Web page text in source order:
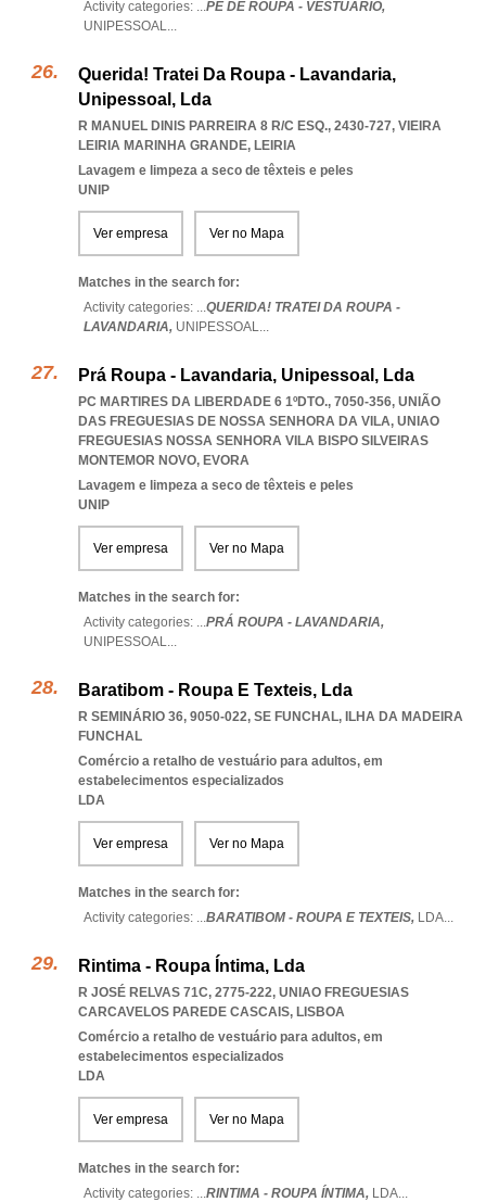
Activity categories: ...PÉ DE ROUPA - VESTUÁRIO,
UNIPESSOAL...
Querida! Tratei Da Roupa - Lavandaria,
Unipessoal, Lda
R MANUEL DINIS PARREIRA 8 R/C ESQ., 2430-727, VIEIRA
LEIRIA MARINHA GRANDE, LEIRIA
Lavagem e limpeza a seco de têxteis e peles
UNIP
Ver empresa Ver no Mapa
Matches in the search for:
Activity categories: ...QUERIDA! TRATEI DA ROUPA -
LAVANDARIA, UNIPESSOAL...
Prá Roupa - Lavandaria, Unipessoal, Lda
PC MARTIRES DA LIBERDADE 6 1ºDTO., 7050-356, UNIÃO
DAS FREGUESIAS DE NOSSA SENHORA DA VILA, UNIAO
FREGUESIAS NOSSA SENHORA VILA BISPO SILVEIRAS
MONTEMOR NOVO, EVORA
Lavagem e limpeza a seco de têxteis e peles
UNIP
Ver empresa Ver no Mapa
Matches in the search for:
Activity categories: ...PRÁ ROUPA - LAVANDARIA,
UNIPESSOAL...
Baratibom - Roupa E Texteis, Lda
R SEMINÁRIO 36, 9050-022, SE FUNCHAL, ILHA DA MADEIRA
FUNCHAL
Comércio a retalho de vestuário para adultos, em
estabelecimentos especializados
LDA
Ver empresa Ver no Mapa
Matches in the search for:
Activity categories: ...BARATIBOM - ROUPA E TEXTEIS, LDA...
Rintima - Roupa Íntima, Lda
R JOSÉ RELVAS 71C, 2775-222, UNIAO FREGUESIAS
CARCAVELOS PAREDE CASCAIS, LISBOA
Comércio a retalho de vestuário para adultos, em
estabelecimentos especializados
LDA
Ver empresa Ver no Mapa
Matches in the search for:
Activity categories: ...RINTIMA - ROUPA ÍNTIMA, LDA...